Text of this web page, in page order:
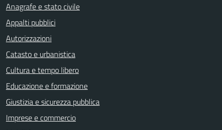
Anagrafe e stato civile
Appalti pubblici
Autorizzazioni
Catasto e urbanistica
Cultura e tempo libero
Educazione e formazione
Giustizia e sicurezza pubblica
Imprese e commercio